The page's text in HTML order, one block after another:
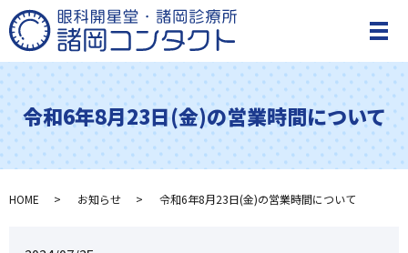
メ
令和6年8月23日(金)の営業時間について
HOME お知らせ 令和6年8月23日(金)の営業時間について